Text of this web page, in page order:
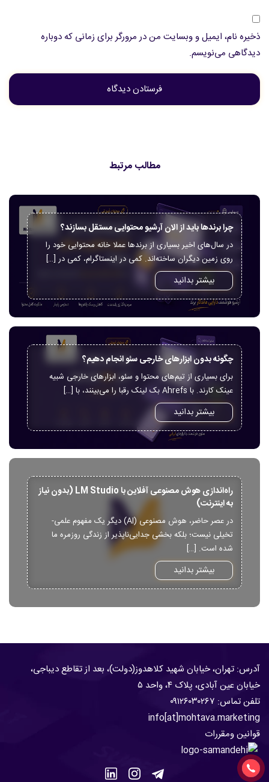
ذخیره نام، ایمیل و وبسایت من در مرورگر برای زمانی که دوباره
دیدگاهی می‌نویسم.
مطالب مرتبط
چرا برندها باید از الان آرشیو محتوایی مستقل بسازند؟
در سال‌های اخیر بسیاری از برندها عملا خانه محتوایی خود را
روی زمین دیگران ساخته‌اند. کمی در اینستاگرام، کمی در […]
بیشتر بدانید
چگونه بدون ابزارهای خارجی سئو انجام دهیم؟
برای بسیاری از تیم‌های محتوا و سئو، ابزارهای خارجی شبیه
عینک کارند. با Ahrefs بک لینک رقبا را می‌بینند، با […]
بیشتر بدانید
راه‌اندازی هوش مصنوعی آفلاین با LM Studio (بدون نیاز
به اینترنت)
در عصر حاضر، هوش مصنوعی (AI) دیگر یک مفهوم علمی-
تخیلی نیست؛ بلکه بخشی جدایی‌ناپذیر از زندگی روزمره ما
شده است. […]
بیشتر بدانید
آدرس: تهران، خیابان شهید کلاهدوز(دولت)، بعد از تقاطع دیباجی،
خیابان عین آبادی، پلاک ۴، واحد ۵
تلفن تماس:
۰۹۱۲۶۰۳۰۲۶۷
info[at]mohtava.marketing
قوانین ومقررات